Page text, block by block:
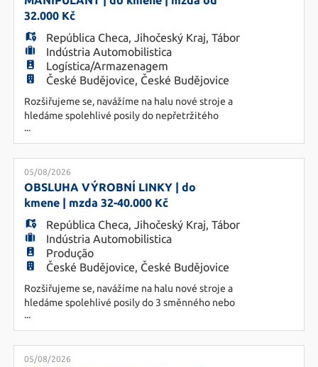
zručnost a t
32.000 Kč
República Checa, Jihočeský Kraj, Tábor
Indústria Automobilistica
Logística/Armazenagem
České Budějovice, České Budějovice
Rozšiřujeme se, navážíme na halu nové stroje a
hledáme spolehlivé posily do nepřetržitého
provozu. A nastoupit můžete klidně hned.
NÁPLŇ PRÁCE: • Příprava materiálu a dalších
komponentů pro výrobu, zásobování výroby,
odvoz hotových výrobků z haly na sklad, práce se
čtečkou, manipulační technikou •
Nepřetržitý provoz 1
...
05/08/2026
OBSLUHA VÝROBNÍ LINKY | do
kmene | mzda 32-40.000 Kč
República Checa, Jihočeský Kraj, Tábor
Indústria Automobilistica
Produção
České Budějovice, České Budějovice
Rozšiřujeme se, navážíme na halu nové stroje a
hledáme spolehlivé posily do 3 směnného nebo
nepřetržitého provozu. Práce je vhodná pro ženy i
muže. A nastoupit můžete klidně hned. NÁPLŇ
PRÁCE: · Obsluha výrobní linky, odebírání
hotových kusů, ruční vyřezání dílů · NEBO
...
05/08/2026